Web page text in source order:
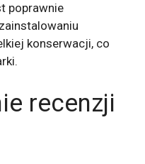
poprawnie
konserwacji, co
recenzji